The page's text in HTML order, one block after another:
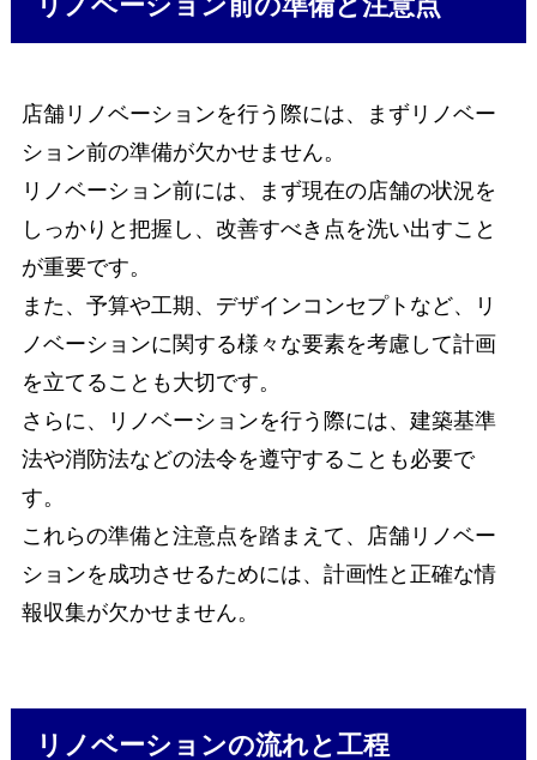
店舗リノベーションを行う際には、まずリノベー
ション前の準備が欠かせません。
リノベーション前には、まず現在の店舗の状況を
しっかりと把握し、改善すべき点を洗い出すこと
が重要です。
また、予算や工期、デザインコンセプトなど、リ
ノベーションに関する様々な要素を考慮して計画
を立てることも大切です。
さらに、リノベーションを行う際には、建築基準
法や消防法などの法令を遵守することも必要で
す。
これらの準備と注意点を踏まえて、店舗リノベー
ションを成功させるためには、計画性と正確な情
報収集が欠かせません。
リノベーションの流れと工程